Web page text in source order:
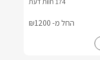
החל מ- ₪1200